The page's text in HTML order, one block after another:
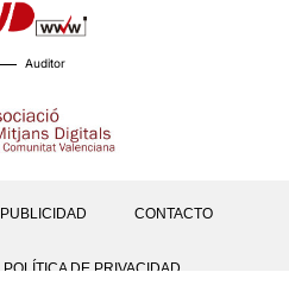
Auditor
PUBLICIDAD CONTACTO
POLÍTICA DE PRIVACIDAD